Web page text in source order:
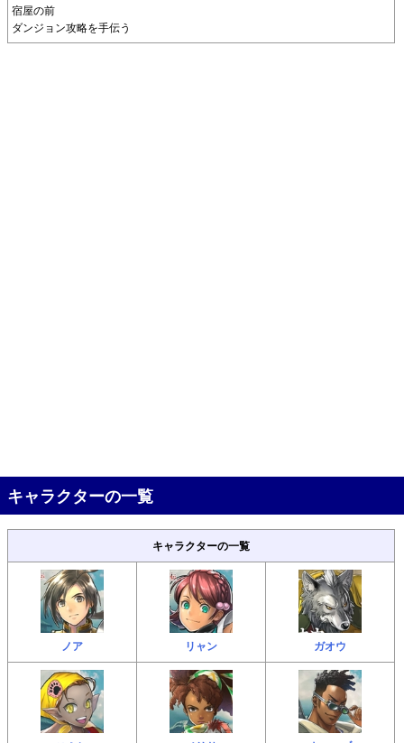
宿屋の前
ダンジョン攻略を手伝う
キャラクターの一覧
キャラクターの一覧
ノア リャン ガオウ